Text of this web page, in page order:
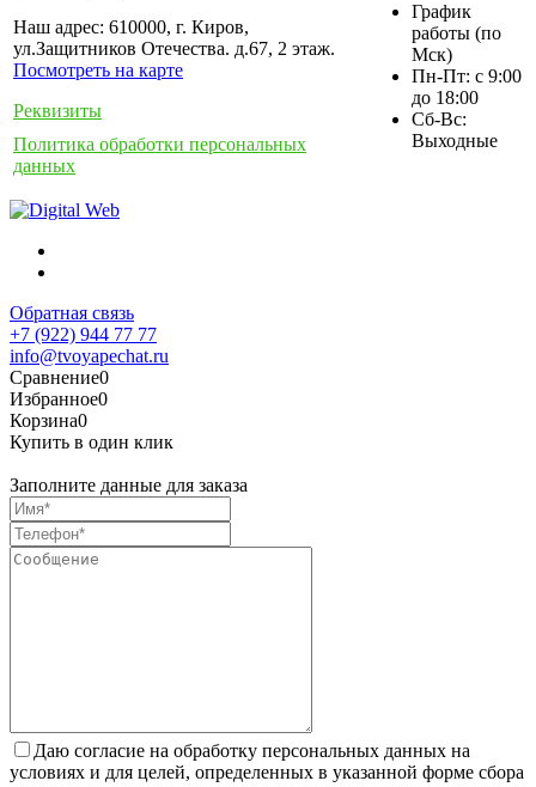
Наш адрес: 610000, г. Киров,
ул.Защитников Отечества. д.67, 2 этаж.
Посмотреть на карте
Реквизиты
Политика обработки персональных
данных
График
работы (по
Мск)
Пн-Пт: с 9:00
до 18:00
Сб-Вс:
Выходные
Обратная связь
+7 (922) 944 77 77
info@tvoyapechat.ru
Сравнение0
Избранное0
Корзина0
Купить в один клик
Заполните данные для заказа
Даю согласие на обработку персональных данных на
условиях и для целей, определенных в указанной форме сбора